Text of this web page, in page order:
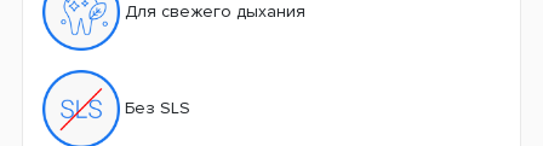
Для свежего дыхания
Без SLS